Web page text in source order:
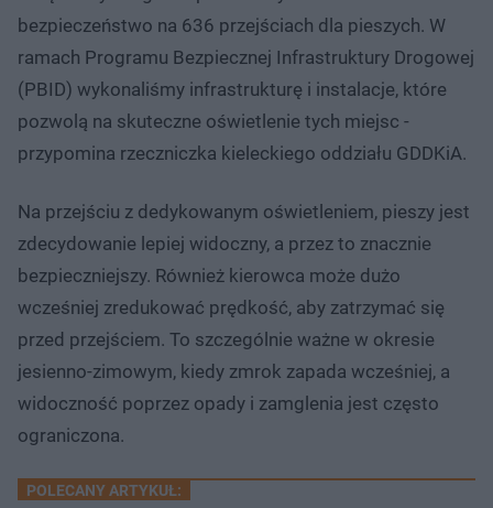
bezpieczeństwo na 636 przejściach dla pieszych. W
ramach Programu Bezpiecznej Infrastruktury Drogowej
(PBID) wykonaliśmy infrastrukturę i instalacje, które
pozwolą na skuteczne oświetlenie tych miejsc -
przypomina rzeczniczka kieleckiego oddziału GDDKiA.
Na przejściu z dedykowanym oświetleniem, pieszy jest
zdecydowanie lepiej widoczny, a przez to znacznie
bezpieczniejszy. Również kierowca może dużo
wcześniej zredukować prędkość, aby zatrzymać się
przed przejściem. To szczególnie ważne w okresie
jesienno-zimowym, kiedy zmrok zapada wcześniej, a
widoczność poprzez opady i zamglenia jest często
ograniczona.
POLECANY ARTYKUŁ: